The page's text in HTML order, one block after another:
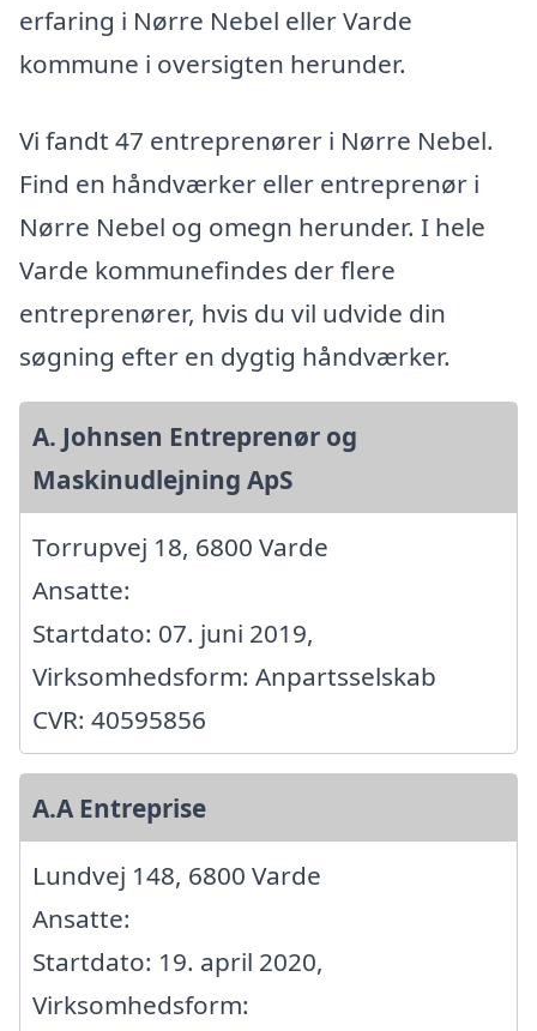
erfaring i Nørre Nebel eller Varde
kommune i oversigten herunder.
Vi fandt 47 entreprenører i Nørre Nebel.
Find en håndværker eller entreprenør i
Nørre Nebel og omegn herunder. I hele
Varde kommunefindes der flere
entreprenører, hvis du vil udvide din
søgning efter en dygtig håndværker.
A. Johnsen Entreprenør og
Maskinudlejning ApS
Torrupvej 18, 6800 Varde
Ansatte:
Startdato: 07. juni 2019,
Virksomhedsform: Anpartsselskab
CVR: 40595856
A.A Entreprise
Lundvej 148, 6800 Varde
Ansatte:
Startdato: 19. april 2020,
Virksomhedsform: